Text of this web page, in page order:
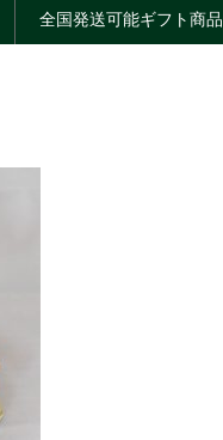
全国発送可能ギフト商品